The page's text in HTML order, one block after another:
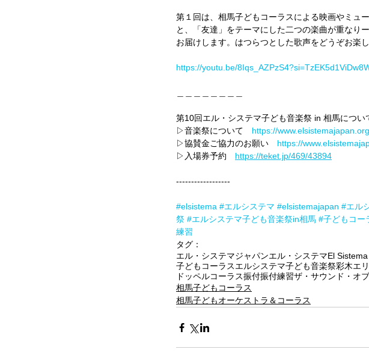
第１回は、相馬子どもコーラスによる映画やミュ
と、「友達」をテーマにした二つの楽曲が重なり
お届けします。はつらつとした歌声をどうぞお楽し
https://youtu.be/
第10回エル・システマ子ども音楽祭 in 相馬につい
▷音楽祭について https://
▷協賛金ご協力のお願い https://
▷入場券予約 https://teket.jp/469/43894
------------------
#elsistema #エルシステマ #elsistemajapan #エル
祭 #エルシステマ子ども音楽祭in相馬 #子どもコー
練習
タグ：
エル・システマジャパンエル・システマEl
子どもコーラスエルシステマ子ども音楽祭彩木エリ
ドッペルコーラス振付振付練習ザ・サウンド・オ
相馬子どもコーラス
相馬子どもオーケストラ＆コーラス